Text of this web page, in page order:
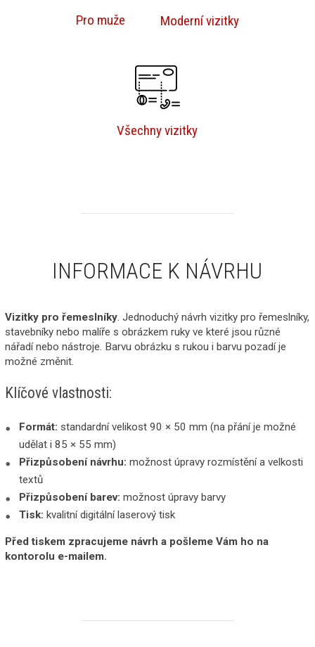
Pro muže Moderní vizitky
Všechny vizitky
INFORMACE K NÁVRHU
Vizitky pro řemeslníky. Jednoduchý návrh vizitky pro řemeslníky,
stavebníky nebo malíře s obrázkem ruky ve které jsou různé
nářadí nebo nástroje. Barvu obrázku s rukou i barvu pozadí je
možné změnit.
Klíčové vlastnosti:
Formát: standardní velikost 90 × 50 mm (na přání je možné
udělat i 85 × 55 mm)
Přizpůsobení návrhu: možnost úpravy rozmístění a velkosti
textů
Přizpůsobení barev: možnost úpravy barvy
Tisk: kvalitní digitální laserový tisk
Před tiskem zpracujeme návrh a pošleme Vám ho na
kontorolu e-mailem.